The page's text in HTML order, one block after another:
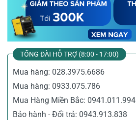
TỔNG ĐÀI HỖ TRỢ (8:00 - 17:00)
Mua hàng: 028.3975.6686
Mua hàng: 0933.075.786
Mua Hàng Miền Bắc: 0941.011.994
Bảo hành - Đổi trả: 0943.913.838